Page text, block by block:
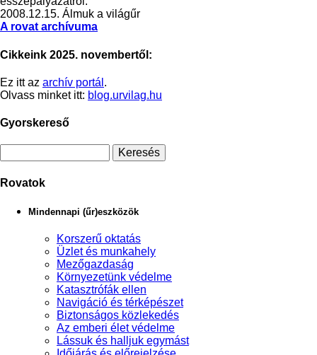
2008.12.15. Álmuk a világűr
A rovat archívuma
Cikkeink 2025. novembertől:
Ez itt az archív portál .
Olvass minket itt: blog.urvilag.hu
Gyorskereső
Rovatok
Mindennapi (űr)eszközök
Korszerű oktatás
Üzlet és munkahely
Mezőgazdaság
Környezetünk védelme
Katasztrófák ellen
Navigáció és térképészet
Biztonságos közlekedés
Az emberi élet védelme
Lássuk és halljuk egymást